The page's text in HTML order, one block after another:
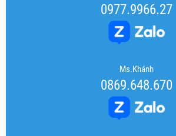
0977.9966.27
Ms.Khánh
0869.648.670